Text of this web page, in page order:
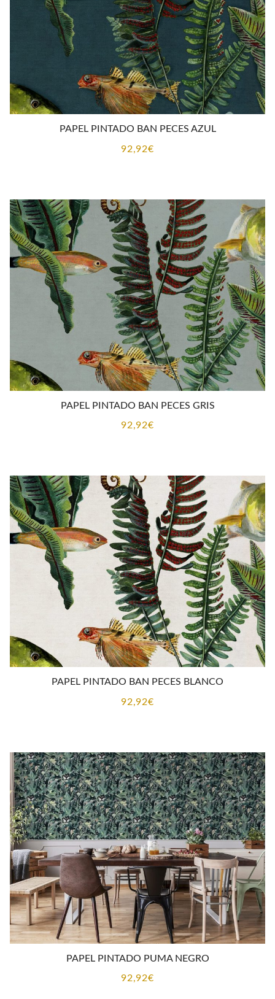
PAPEL PINTADO BAN PECES AZUL
92,92€
PAPEL PINTADO BAN PECES GRIS
92,92€
PAPEL PINTADO BAN PECES BLANCO
92,92€
PAPEL PINTADO PUMA NEGRO
92,92€